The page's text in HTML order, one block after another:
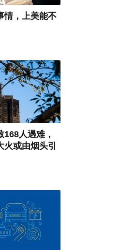
情，上美能不
人遇难，
或由烟头引